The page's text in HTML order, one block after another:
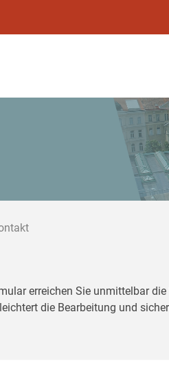
erreichen Sie unmittelbar
die Bearbeitung und